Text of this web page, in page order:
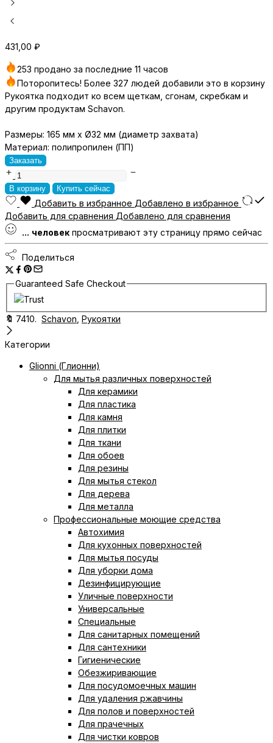
431,00 ₽
253 продано за последние 11 часов
Поторопитесь! Более 327 людей добавили это в корзину
Рукоятка подходит ко всем щеткам, сгонам, скребкам и
другим продуктам Schavon.
Размеры: 165 мм х Ø32 мм (диаметр захвата)
Материал: полипропилен (ПП)
Заказать
Рукоятка
Schavon,
165
мм,
арт.
7410
количество
В корзину Купить сейчас
Добавить в избранное Добавлено в избранное
Добавить для сравнения Добавлено для сравнения
... человек просматривают эту страницу прямо сейчас
Поделиться
Guaranteed Safe Checkout
🔖 7410. Schavon Рукоятки
Категории
Glionni (Глионни)
Для мытья различных поверхностей
Для керамики
Для пластика
Для камня
Для плитки
Для ткани
Для обоев
Для резины
Для мытья стекол
Для дерева
Для металла
Профессиональные моющие средства
Автохимия
Для кухонных поверхностей
Для мытья посуды
Для уборки дома
Дезинфицирующие
Уличные поверхности
Универсальные
Специальные
Для санитарных помещений
Для сантехники
Гигиенические
Обезжиривающие
Для посудомоечных машин
Для удаления ржавчины
Для полов и поверхностей
Для прачечных
Для чистки ковров